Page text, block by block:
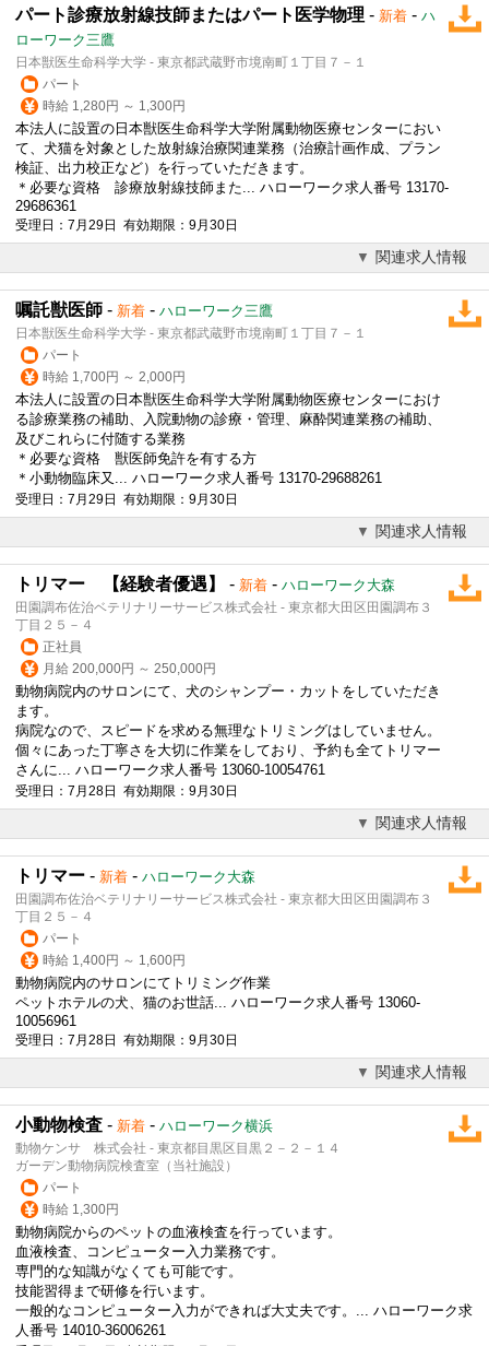
パート診療放射線技師またはパート医学物理 - 新着 - ハ
ローワーク三鷹
日本獣医生命科学大学 - 東京都武蔵野市境南町１丁目７－１
パート
時給 1,280円 ～ 1,300円
本法人に設置の日本獣医生命科学大学附属動物医療センターにおい
て、犬猫を対象とした放射線治療関連業務（治療計画作成、プラン
検証、出力校正など）を行っていただきます。
＊必要な資格 診療放射線技師また... ハローワーク求人番号 13170-
29686361
受理日：7月29日 有効期限：9月30日
関連求人情報
嘱託獣医師 - 新着 - ハローワーク三鷹
日本獣医生命科学大学 - 東京都武蔵野市境南町１丁目７－１
パート
時給 1,700円 ～ 2,000円
本法人に設置の日本獣医生命科学大学附属動物医療センターにおけ
る診療業務の補助、入院動物の診療・管理、麻酔関連業務の補助、
及びこれらに付随する業務
＊必要な資格 獣医師免許を有する方
＊小動物臨床又... ハローワーク求人番号 13170-29688261
受理日：7月29日 有効期限：9月30日
関連求人情報
トリマー 【経験者優遇】 - 新着 - ハローワーク大森
田園調布佐治ベテリナリーサービス株式会社 - 東京都大田区田園調布３
丁目２５－４
正社員
月給 200,000円 ～ 250,000円
動物病院内のサロンにて、犬のシャンプー・カットをしていただき
ます。
病院なので、スピードを求める無理なトリミングはしていません。
個々にあった丁寧さを大切に作業をしており、予約も全てトリマー
さんに... ハローワーク求人番号 13060-10054761
受理日：7月28日 有効期限：9月30日
関連求人情報
トリマー - 新着 - ハローワーク大森
田園調布佐治ベテリナリーサービス株式会社 - 東京都大田区田園調布３
丁目２５－４
パート
時給 1,400円 ～ 1,600円
動物病院内のサロンにてトリミング作業
ペットホテルの犬、猫のお世話... ハローワーク求人番号 13060-
10056961
受理日：7月28日 有効期限：9月30日
関連求人情報
小動物検査 - 新着 - ハローワーク横浜
動物ケンサ 株式会社 - 東京都目黒区目黒２－２－１４
ガーデン動物病院検査室（当社施設）
パート
時給 1,300円
動物病院からのペットの血液検査を行っています。
血液検査、コンピューター入力業務です。
専門的な知識がなくても可能です。
技能習得まで研修を行います。
一般的なコンピューター入力ができれば大丈夫です。... ハローワーク求
人番号 14010-36006261